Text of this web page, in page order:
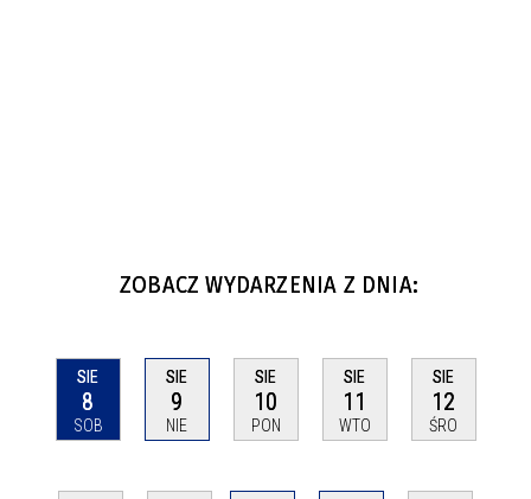
ZOBACZ WYDARZENIA Z DNIA:
SIE
8
SOB
SIE
9
NIE
SIE
10
PON
SIE
11
WTO
SIE
12
ŚRO